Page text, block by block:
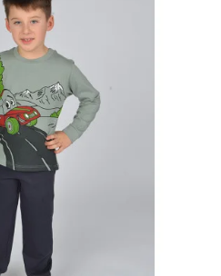
VÝPUSTNÝ K SUDU 200L, 300L, 500L